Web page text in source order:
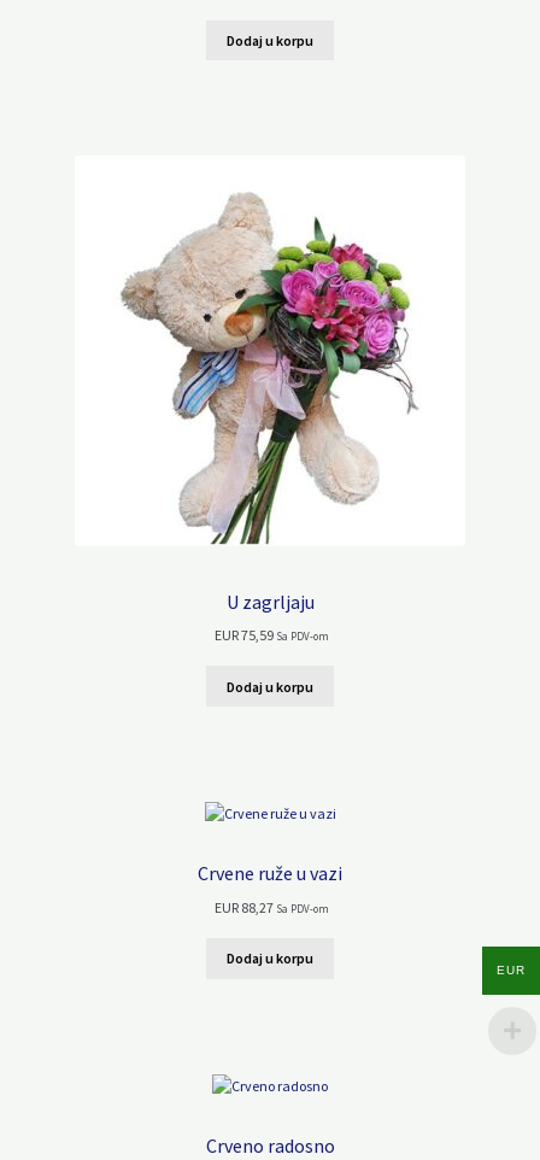
Dodaj u korpu
U zagrljaju
EUR75,59 Sa PDV-om
Dodaj u korpu
Crvene ruže u vazi
EUR 88,27 Sa PDV-om
Dodaj u korpu
Crveno radosno
EUR